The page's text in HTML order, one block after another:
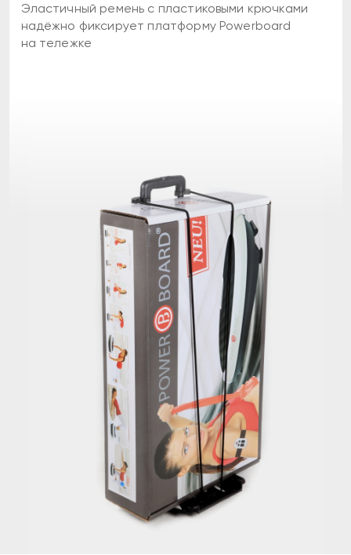
Эластичный ремень с пластиковыми крючками
надёжно фиксирует платформу Powerboard
на тележке